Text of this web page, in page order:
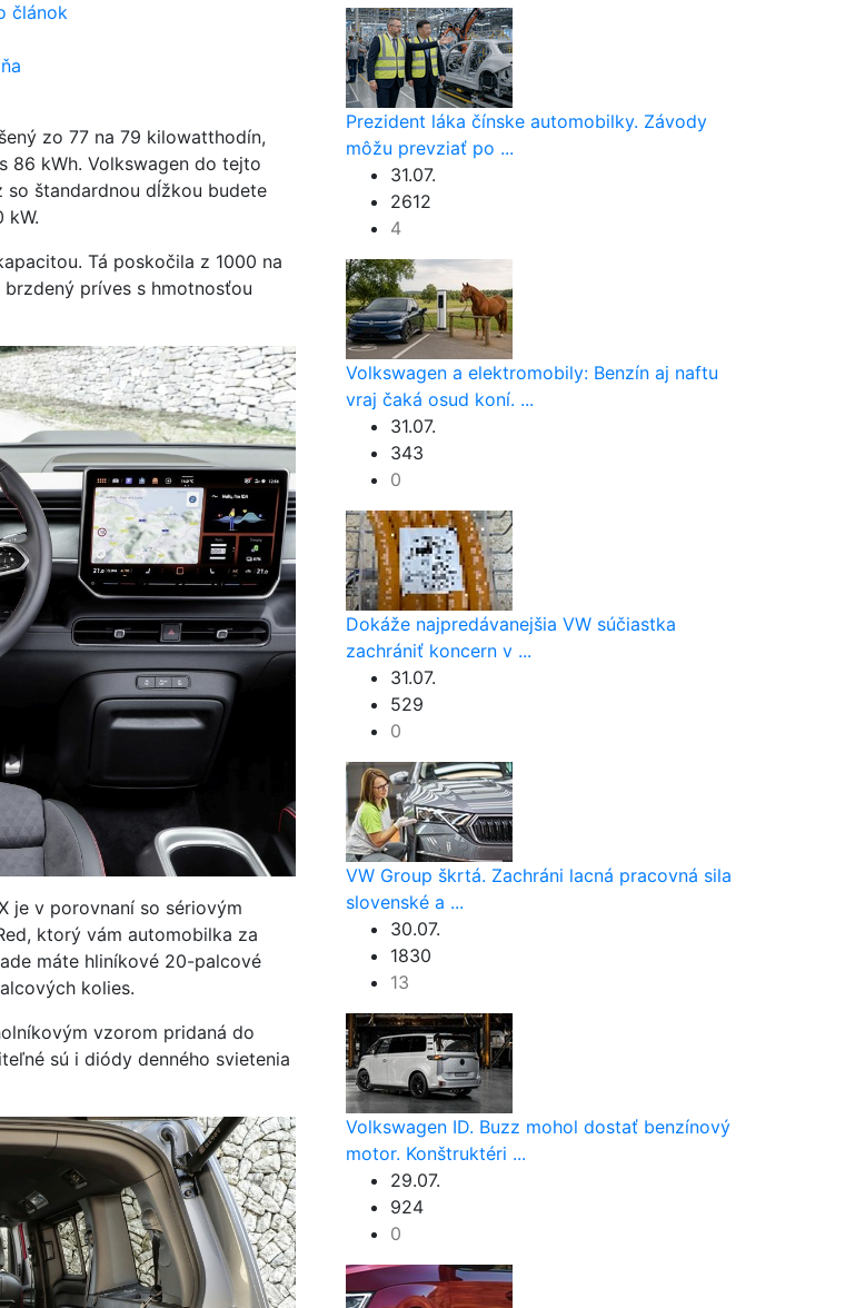
článok
zo 77 na 79 kilowatthodín,
86 kWh. Volkswagen do tejto
so štandardnou dĺžkou budete
kW.
Tá poskočila z 1000 na
príves s hmotnosťou
je v porovnaní so sériovým
ktorý vám automobilka za
máte hliníkové 20-palcové
kolies.
vzorom pridaná do
sú i diódy denného svietenia
Prezident láka čínske automobilky. Závody
môžu prevziať po ...
31.07.
2612
4
Volkswagen a elektromobily: Benzín aj naftu
vraj čaká osud koní. ...
31.07.
343
0
Dokáže najpredávanejšia VW súčiastka
zachrániť koncern v ...
31.07.
529
0
VW Group škrtá. Zachráni lacná pracovná sila
slovenské a ...
30.07.
1830
13
Volkswagen ID. Buzz mohol dostať benzínový
motor. Konštruktéri ...
29.07.
924
0